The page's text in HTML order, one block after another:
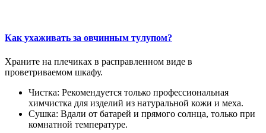
Как ухаживать за овчинным тулупом?
Храните на плечиках в расправленном виде в
проветриваемом шкафу.
Чистка: Рекомендуется только профессиональная
химчистка для изделий из натуральной кожи и меха.
Сушка: Вдали от батарей и прямого солнца, только при
комнатной температуре.